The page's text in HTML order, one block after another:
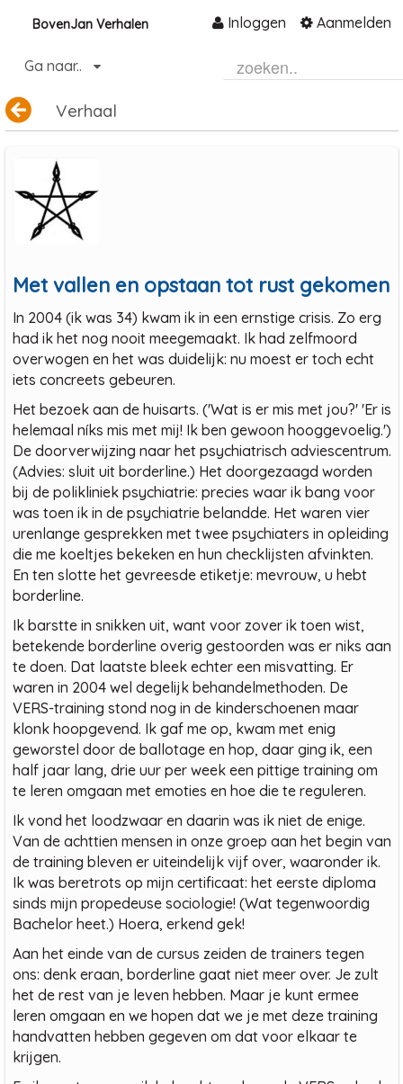
Naar content
Inloggen Aanmelden
BovenJan Verhalen
Home
Community
Hulp en ondersteuning
Over ons platform
Ga naar..
Verhaal
Met vallen en opstaan tot rust gekomen
In 2004 (ik was 34) kwam ik in een ernstige crisis. Zo erg
had ik het nog nooit meegemaakt. Ik had zelfmoord
overwogen en het was duidelijk: nu moest er toch echt
iets concreets gebeuren.
Het bezoek aan de huisarts. ('Wat is er mis met jou?' 'Er is
helemaal níks mis met mij! Ik ben gewoon hooggevoelig.')
De doorverwijzing naar het psychiatrisch adviescentrum.
(Advies: sluit uit borderline.) Het doorgezaagd worden
bij de polikliniek psychiatrie: precies waar ik bang voor
was toen ik in de psychiatrie belandde. Het waren vier
urenlange gesprekken met twee psychiaters in opleiding
die me koeltjes bekeken en hun checklijsten afvinkten.
En ten slotte het gevreesde etiketje: mevrouw, u hebt
borderline.
Ik barstte in snikken uit, want voor zover ik toen wist,
betekende borderline overig gestoorden was er niks aan
te doen. Dat laatste bleek echter een misvatting. Er
waren in 2004 wel degelijk behandelmethoden. De
VERS-training stond nog in de kinderschoenen maar
klonk hoopgevend. Ik gaf me op, kwam met enig
geworstel door de ballotage en hop, daar ging ik, een
half jaar lang, drie uur per week een pittige training om
te leren omgaan met emoties en hoe die te reguleren.
Ik vond het loodzwaar en daarin was ik niet de enige.
Van de achttien mensen in onze groep aan het begin van
de training bleven er uiteindelijk vijf over, waaronder ik.
Ik was beretrots op mijn certificaat: het eerste diploma
sinds mijn propedeuse sociologie! (Wat tegenwoordig
Bachelor heet.) Hoera, erkend gek!
Aan het einde van de cursus zeiden de trainers tegen
ons: denk eraan, borderline gaat niet meer over. Je zult
het de rest van je leven hebben. Maar je kunt ermee
leren omgaan en we hopen dat we je met deze training
handvatten hebben gegeven om dat voor elkaar te
krijgen.